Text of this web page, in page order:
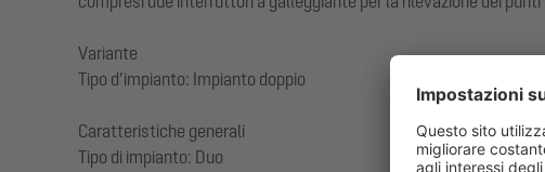
Variante
Tipo d’impianto: Impianto doppio
Caratteristiche generali
Tipo di impianto: Duo